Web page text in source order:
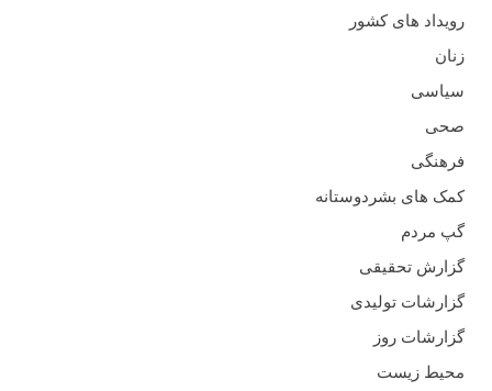
رویداد های کشور
زنان
سیاسی
صحی
فرهنگی
کمک های بشردوستانه
گپ مردم
گزارش تحقیقی
گزارشات تولیدی
گزارشات روز
محیط زیست